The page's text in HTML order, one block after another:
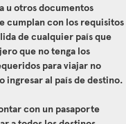
u otros documentos
cumplan con los requisitos
de cualquier país que
que no tenga los
para viajar no
ingresar al país de destino.
con un pasaporte